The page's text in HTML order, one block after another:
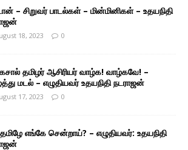
– சிறுவர் பாடல்கள் – மின்மினிகள் – உதயநிதி
18, 2023 0
தமிழர் ஆசிரியர் வாழ்க! வாழ்கவே! –
மடல் – எழுதியவர் உதயநிதி நடராஜன்
17, 2023 0
எங்கே சென்றாய்? – எழுதியவர்: உதயநிதி